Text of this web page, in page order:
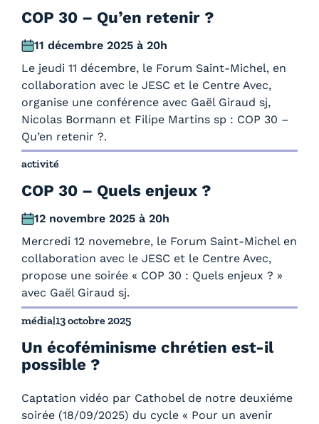
COP 30 – Qu’en retenir ?
11 décembre 2025 à 20h
Le jeudi 11 décembre, le Forum Saint-Michel, en
collaboration avec le JESC et le Centre Avec,
organise une conférence avec Gaël Giraud sj,
Nicolas Bormann et Filipe Martins sp : COP 30 –
Qu’en retenir ?.
COP 30 – Quels enjeux ?
activité
12 novembre 2025 à 20h
Mercredi 12 novemebre, le Forum Saint-Michel en
collaboration avec le JESC et le Centre Avec,
propose une soirée « COP 30 : Quels enjeux ? »
avec Gaël Giraud sj.
Un écoféminisme chrétien est-il
possible ?
média|13 octobre 2025
Captation vidéo par Cathobel de notre deuxiéme
soirée (18/09/2025) du cycle « Pour un avenir